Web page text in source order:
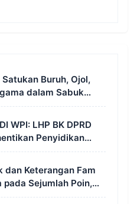
Buruh, Ojol,
dalam Sabuk
WPI: LHP BK DPRD
Penyidikan
Alias Pak Uun
dan Keterangan Fam
pada Sejumlah Poin,
Proses Pembuktian